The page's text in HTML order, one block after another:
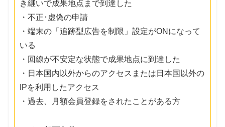
き継いで成果地点まで到達した
・不正･虚偽の申請
・端末の「追跡型広告を制限」設定がONになって
いる
・回線が不安定な状態で成果地点に到達した
・日本国内以外からのアクセスまたは日本国以外の
IPを利用したアクセス
・過去、月額会員登録をされたことがある方